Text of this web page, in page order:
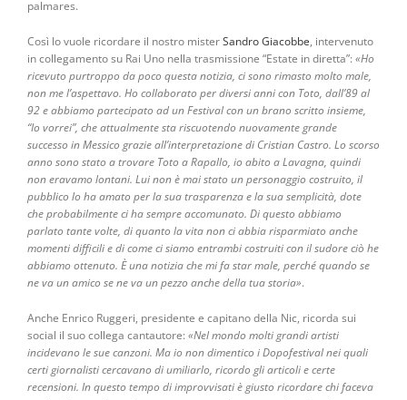
palmares.
Così lo vuole ricordare il nostro misterSandro Giacobbe, intervenuto
in collegamento su Rai Uno nella trasmissione “Estate in diretta”: «Ho
ricevuto purtroppo da poco questa notizia, ci sono rimasto molto male,
non me l’aspettavo. Ho collaborato per diversi anni con Toto, dall’89 al
92 e abbiamo partecipato ad un Festival con un brano scritto insieme,
“Io vorrei”, che attualmente sta riscuotendo nuovamente grande
successo in Messico grazie all’interpretazione di Cristian Castro. Lo scorso
anno sono stato a trovare Toto a Rapallo, io abito a Lavagna, quindi
non eravamo lontani. Lui non è mai stato un personaggio costruito, il
pubblico lo ha amato per la sua trasparenza e la sua semplicità, dote
che probabilmente ci ha sempre accomunato. Di questo abbiamo
parlato tante volte, di quanto la vita non ci abbia risparmiato anche
momenti difficili e di come ci siamo entrambi costruiti con il sudore ciò he
abbiamo ottenuto. È una notizia che mi fa star male, perché quando se
ne va un amico se ne va un pezzo anche della tua storia».
Anche Enrico Ruggeri, presidente e capitano della Nic, ricorda sui
social il suo collega cantautore: «Nel mondo molti grandi artisti
incidevano le sue canzoni. Ma io non dimentico i Dopofestival nei quali
certi giornalisti cercavano di umiliarlo, ricordo gli articoli e certe
recensioni. In questo tempo di improvvisati è giusto ricordare chi faceva